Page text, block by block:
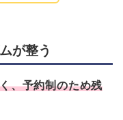
が整う
、予約制のため残